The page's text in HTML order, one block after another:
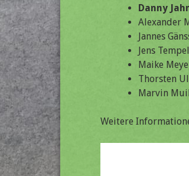
Danny
Alexander
Jannes
Jens Tempel
Maike
Thorsten
Marvin
Weitere